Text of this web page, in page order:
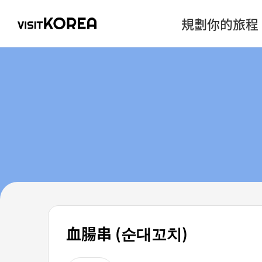
規劃你的旅程
血腸串 (순대꼬치)